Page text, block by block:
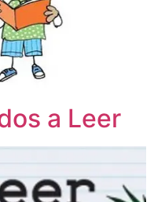
a Leer